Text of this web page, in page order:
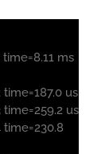
ms
us
us